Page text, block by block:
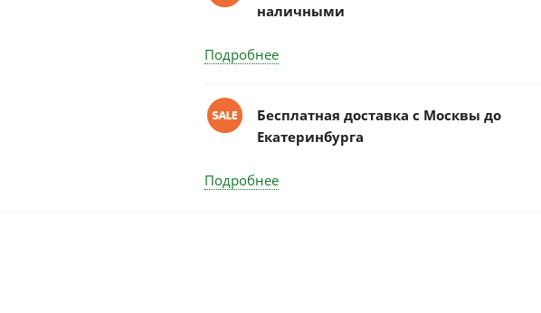
наличными
Подробнее
Бесплатная доставка c Москвы до
Екатеринбурга
Подробнее